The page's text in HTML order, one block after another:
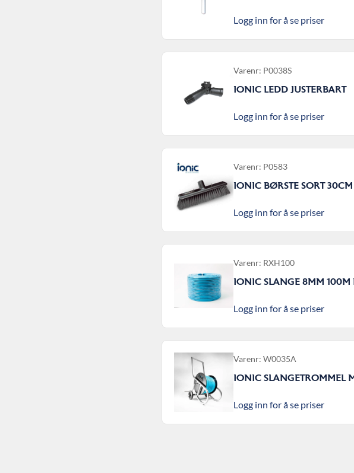
Logg inn for å se priser
Varenr: P0038S
IONIC LEDD JUSTERBART
Logg inn for å se priser
Varenr: P0583
IONIC BØRSTE SORT 30CM
Logg inn for å se priser
Varenr: RXH100
IONIC SLANGE 8MM 100M
Logg inn for å se priser
Varenr: W0035A
IONIC SLANGETROMMEL
Logg inn for å se priser